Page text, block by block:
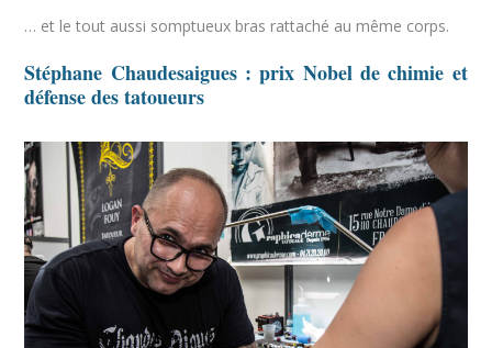
… et le tout aussi somptueux bras rattaché au même corps.
Stéphane Chaudesaigues : prix Nobel de chimie et
défense des tatoueurs